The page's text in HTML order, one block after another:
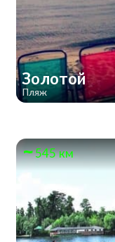
Золотой
Пляж
545 км